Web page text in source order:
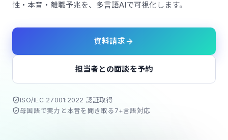
性・本音・離職予兆を、多言語AIで可視化します。
資料請求
担当者との面談を予約
ISO/IEC 27001:2022 認証取得
母国語で実力と本音を聞き取る7+言語対応